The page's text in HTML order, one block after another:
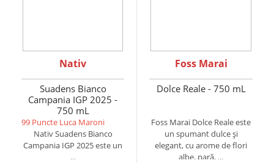
Nativ
Suadens Bianco
Campania IGP 2025 -
750 mL
99 Puncte Luca Maroni
Nativ Suadens Bianco
Campania IGP 2025 este un
...
Foss Marai
Dolce Reale - 750 mL
Foss Marai Dolce Reale este
un spumant dulce și
elegant, cu arome de flori
albe, pară, ...